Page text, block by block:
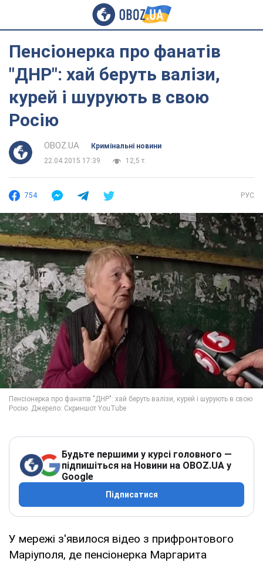
Пенсіонерка про фанатів
"ДНР": хай беруть валізи,
курей і шурують в свою
Росію
OBOZ.UA
Кримінальні новини
22.04.2015 17:39
12,5 т.
754 РУС
Будьте першими у курсі головного —
підпишіться на Новини на OBOZ.UA у
Google
Підписатися
У мережі з'явилося відео з прифронтового
Маріуполя, де пенсіонерка Маргарита